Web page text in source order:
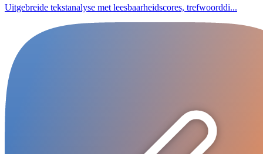
Uitgebreide tekstanalyse met leesbaarheidscores, trefwoorddi...